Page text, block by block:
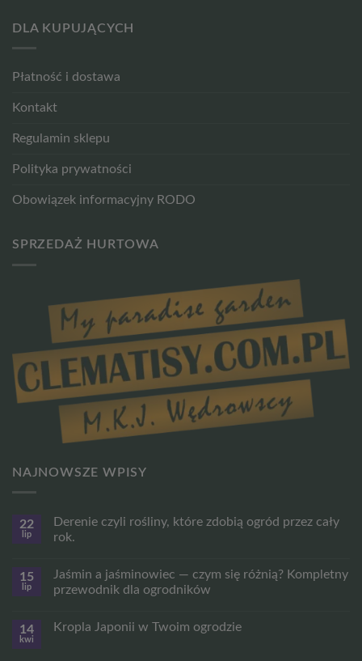
DLA KUPUJĄCYCH
Płatność i dostawa
Kontakt
Regulamin sklepu
Polityka prywatności
Obowiązek informacyjny RODO
SPRZEDAŻ HURTOWA
NAJNOWSZE WPISY
22
lip
Derenie czyli rośliny, które zdobią ogród przez cały
rok.
do
Derenie
czyli
zdobią
15
lip
Jaśmin a jaśminowiec — czym się różnią? Kompletny
przewodnik dla ogrodników
do
14
kwi
Kropla Japonii w Twoim ogrodzie